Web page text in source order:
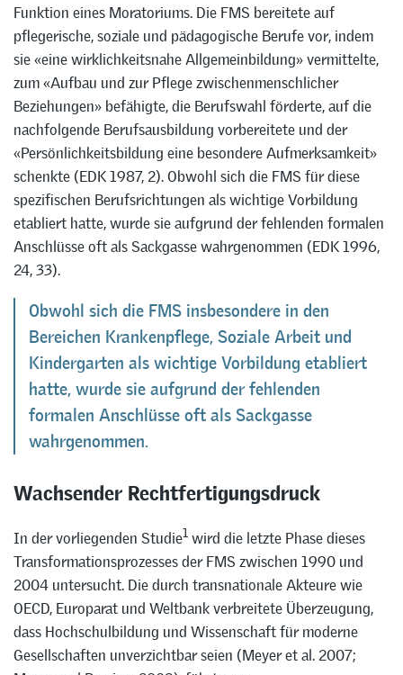
Funktion eines Moratoriums. Die FMS bereitete auf
pflegerische, soziale und pädagogische Berufe vor, indem
sie «eine wirklichkeitsnahe Allgemeinbildung» vermittelte,
zum «Aufbau und zur Pflege zwischenmenschlicher
Beziehungen» befähigte, die Berufswahl förderte, auf die
nachfolgende Berufsausbildung vorbereitete und der
«Persönlichkeitsbildung eine besondere Aufmerksamkeit»
schenkte (EDK 1987, 2). Obwohl sich die FMS für diese
spezifischen Berufsrichtungen als wichtige Vorbildung
etabliert hatte, wurde sie aufgrund der fehlenden formalen
Anschlüsse oft als Sackgasse wahrgenommen (EDK 1996,
24, 33).
Obwohl sich die FMS insbesondere in den
Bereichen Krankenpflege, Soziale Arbeit und
Kindergarten als wichtige Vorbildung etabliert
hatte, wurde sie aufgrund der fehlenden
formalen Anschlüsse oft als Sackgasse
wahrgenommen.
Wachsender Rechtfertigungsdruck
In der vorliegenden Studie1 wird die letzte Phase dieses
Transformationsprozesses der FMS zwischen 1990 und
2004 untersucht. Die durch transnationale Akteure wie
OECD, Europarat und Weltbank verbreitete Überzeugung,
dass Hochschulbildung und Wissenschaft für moderne
Gesellschaften unverzichtbar seien (Meyer et al. 2007;